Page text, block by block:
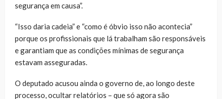
segurança em causa”.
“Isso daria cadeia” e “como é óbvio isso não acontecia”
porque os profissionais que lá trabalham são responsáveis
e garantiam que as condições mínimas de segurança
estavam asseguradas.
O deputado acusou ainda o governo de, ao longo deste
processo, ocultar relatórios – que só agora são